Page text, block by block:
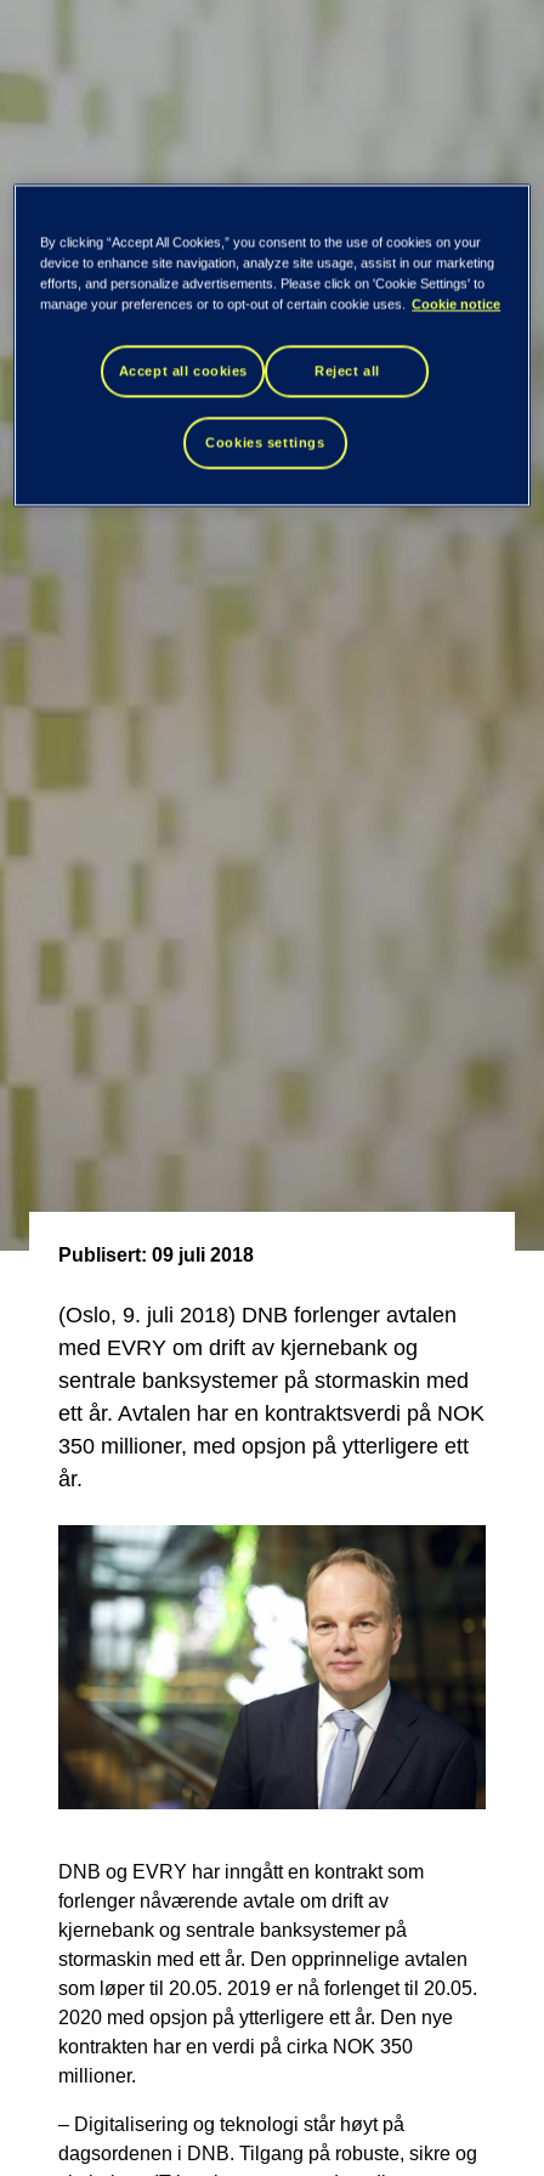
DNB forlenger
avtale med EVRY
Publisert: 09 juli 2018
(Oslo, 9. juli 2018) DNB forlenger avtalen
med EVRY om drift av kjernebank og
sentrale banksystemer på stormaskin med
ett år. Avtalen har en kontraktsverdi på NOK
350 millioner, med opsjon på ytterligere ett
år.
DNB og EVRY har inngått en kontrakt som
forlenger nåværende avtale om drift av
kjernebank og sentrale banksystemer på
stormaskin med ett år. Den opprinnelige avtalen
som løper til 20.05. 2019 er nå forlenget til 20.05.
2020 med opsjon på ytterligere ett år. Den nye
kontrakten har en verdi på cirka NOK 350
millioner.
– Digitalisering og teknologi står høyt på
dagsordenen i DNB. Tilgang på robuste, sikre og
By clicking “Accept All Cookies,” you consent to the use of cookies on your
device to enhance site navigation, analyze site usage, assist in our marketing
efforts, and personalize advertisements. Please click on 'Cookie Settings' to
manage your preferences or to opt-out of certain cookie uses.
Cookie notice
Accept all cookies Reject all
Cookies settings